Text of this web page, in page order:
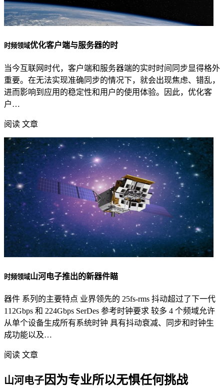
时频领域优化客户端与服务器的时
当今互联网时代，客户端和服务器端的实时时间同步显得格外
重要。在无法实现准确同步的情况下，就会出现焦虑、错乱，
进而影响到应用的稳定性和用户的使用体验。因此，优化客
户…
阅读 文章
时频领域山河电子推出的新器件瞄
器件 系列的主要特点 业界领先的 25fs-rms 抖动超过了下一代
112Gbps 和 224Gbps SerDes 参考时钟要求 较多 4 个频域允许
从单个设备生成所有系统时钟 具有抖动衰减、同步和时钟生
成功能以及…
阅读 文章
山河电子因为专业所以无惧任何挑战